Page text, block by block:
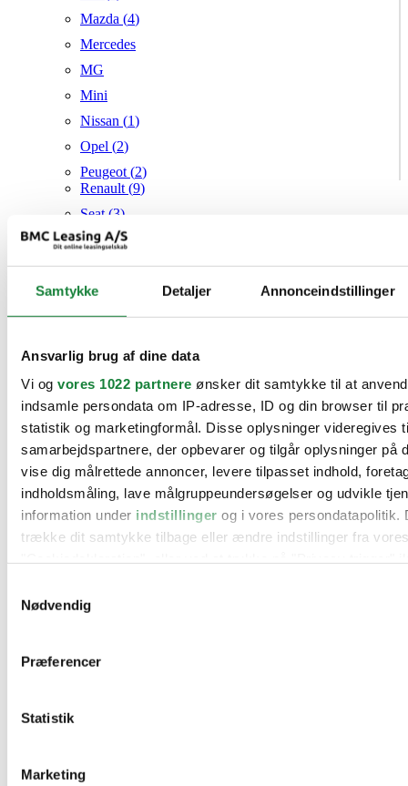
Samtykke Detaljer Annonceindstillinger
Ansvarlig brug af dine data
Vi og vores 1022 partnere ønsker dit samtykke til at
indsamle persondata om IP-adresse, ID og din browser til
statistik og marketingformål. Disse oplysninger videregives
samarbejdspartnere, der opbevarer og tilgår oplysninger på
vise dig målrettede annoncer, levere tilpasset indhold,
indholdsmåling, lave målgruppeundersøgelser og udvikle
information under indstillinger og i vores persondatapolitik.
trække dit samtykke tilbage eller ændre indstillinger fra
Hvis du tillader det, vil vi også gerne:
Identificere din enhed baseret på en scanning af
Dine valg anvendes på hele websitet.
Nødvendig
Præferencer
Statistik
Marketing
Mazda (4)
Mercedes
MG
Mini
Nissan (1)
Opel (2)
Peugeot (2)
Renault (9)
Seat (3)
Skoda (1
Suzuki
Tesla
Toyota (1)
Audi
BMW
Citroën
Cupra
Dacia
Fiat
Ford
Hyundai
Mercedes
MG
Peugeot
Suzuki
Øvrige informationer